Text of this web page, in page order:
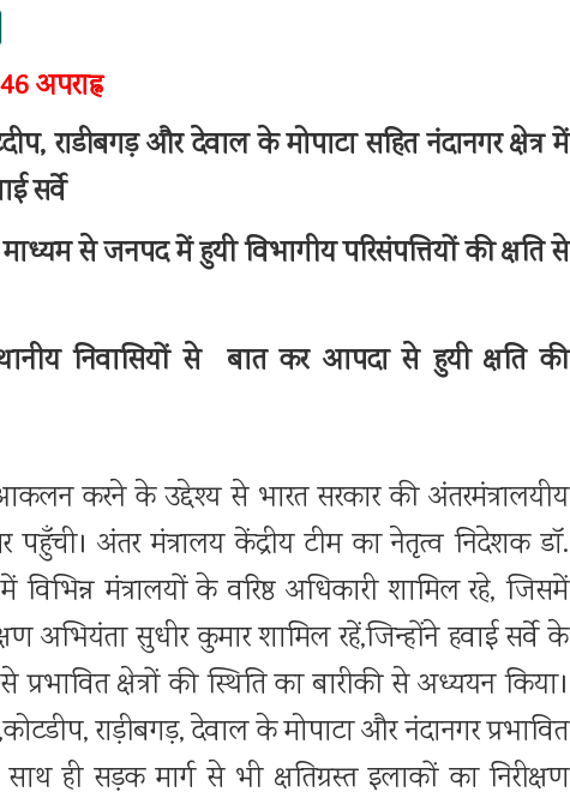
अपराह्न
राडीबगड़ और देवाल के मोपाटा सहित नंदानगर क्षेत्र में
सर्वे
से जनपद में हुयी विभागीय परिसंपत्तियों की क्षति से
निवासियों से बात कर आपदा से हुयी क्षति की
करने के उद्देश्य से भारत सरकार की अंतरमंत्रालयीय
पहुँची। अंतर मंत्रालय केंद्रीय टीम का नेतृत्व निदेशक डॉ.
विभिन्न मंत्रालयों के वरिष्ठ अधिकारी शामिल रहे, जिसमें
अभियंता सुधीर कुमार शामिल रहें,जिन्होंने हवाई सर्वे के
क्षेत्रों की स्थिति का बारीकी से अध्ययन किया।
राड़ीबगड़, देवाल के मोपाटा और नंदानगर प्रभावित
ही सड़क मार्ग से भी क्षतिग्रस्त इलाकों का निरीक्षण